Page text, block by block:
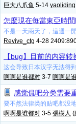
巨大八爪鱼 5-14 yaoliding
怎麼現在每當東亞時
不是一天兩天了，這週一
Revive_ctg 4-28
【bug】目前的内容
这会导致日本汉字无法得
啊啊是谁都对 3-7 啊啊是
感觉侃吧分类需要
要不然法律类的贴吧都没
啊啊是谁都对 3-5 張樹人 (